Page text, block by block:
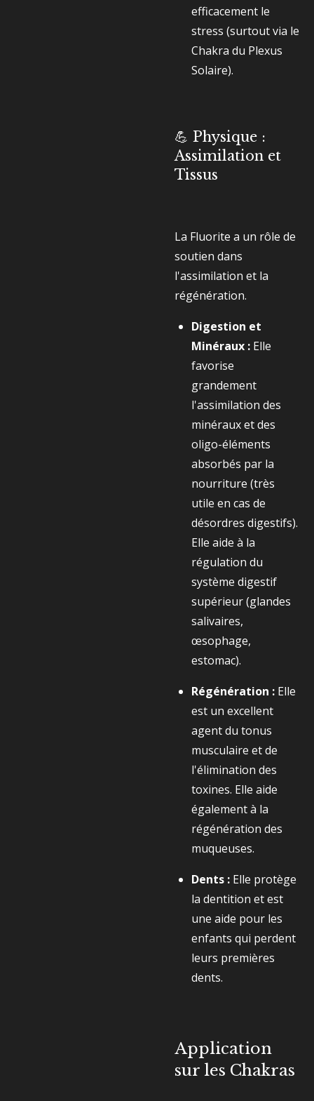
efficacement le
stress (surtout via le
Chakra du Plexus
Solaire).
💪 Physique :
Assimilation et
Tissus
La Fluorite a un rôle de
soutien dans
l'assimilation et la
régénération.
Digestion et
Minéraux : Elle
favorise
grandement
l'assimilation des
minéraux et des
oligo-éléments
absorbés par la
nourriture (très
utile en cas de
désordres digestifs).
Elle aide à la
régulation du
système digestif
supérieur (glandes
salivaires,
œsophage,
estomac).
Régénération : Elle
est un excellent
agent du tonus
musculaire et de
l'élimination des
toxines. Elle aide
également à la
régénération des
muqueuses.
Dents : Elle protège
la dentition et est
une aide pour les
enfants qui perdent
leurs premières
dents.
Application
sur les Chakras